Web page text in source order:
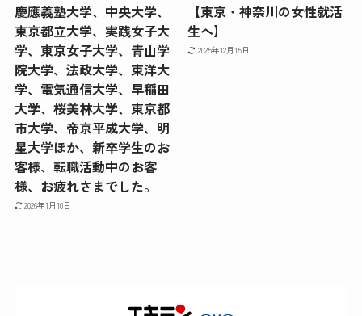
慶應義塾大学、中央大学、
東京都立大学、実践女子大
学、東京女子大学、青山学
院大学、法政大学、東洋大
学、電気通信大学、早稲田
大学、桜美林大学、東京都
市大学、帝京平成大学、明
星大学ほか、新卒学生のお
客様、転職活動中のお客
様、お疲れさまでした。
2026年1月10日
【東京・神奈川の女性就活
生へ】
2025年12月15日